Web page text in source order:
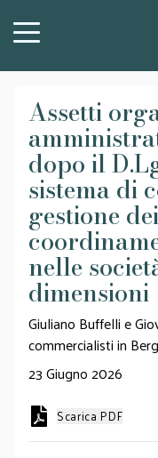
Assetti
dopo il
sistema di
gestione
nelle
dimensioni
Giuliano Buffelli e
commercialisti in
23 Giugno 2026
Scarica PDF